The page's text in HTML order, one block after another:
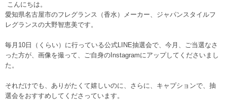
こんにちは。
愛知県名古屋市のフレグランス（香水）メーカー、ジャパンスタイルフ
レグランスの大野智恵美です。
毎月10日（くらい）に行っている公式LINE抽選会で、今月、ご当選なさ
った方が、画像を撮って、ご自身のInstagramにアップしてくださいまし
た。
それだけでも、ありがたくて嬉しいのに、さらに、キャプションで、抽
選会をおすすめしてくださっています。